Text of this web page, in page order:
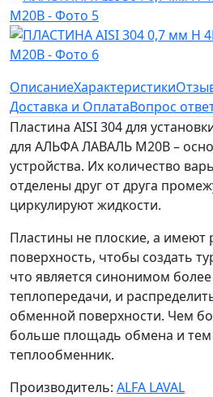
ОписаниеХарактеристики
Доставка и ОплатаВопрос
Пластина AISI 304 для
для АЛЬФА ЛАВАЛЬ M20B –
устройства. Их количество
отделены друг от друга
циркулируют жидкости.
Пластины не плоские, а имеют
поверхность, чтобы создать
что является синонимом
теплопередачи, и
обменной поверхности. Чем
больше площадь обмена и тем
теплообменник.
Производитель: ALFA LAVAL